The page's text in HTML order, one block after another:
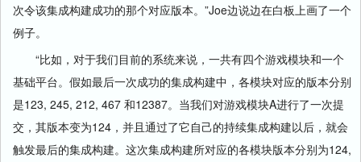
次令该集成构建成功的那个对应版本。”Joe边说边在白板上画了一个
例子。
“比如，对于我们目前的系统来说，一共有四个游戏模块和一个
基础平台。假如最后一次成功的集成构建中，各模块对应的版本分别
是123, 245, 212, 467 和12387。当我们对游戏模块A进行了一次提
交，其版本变为124，并且通过了它自己的持续集成构建以后，就会
触发最后的集成构建。这次集成构建所对应的各模块版本分别为124,